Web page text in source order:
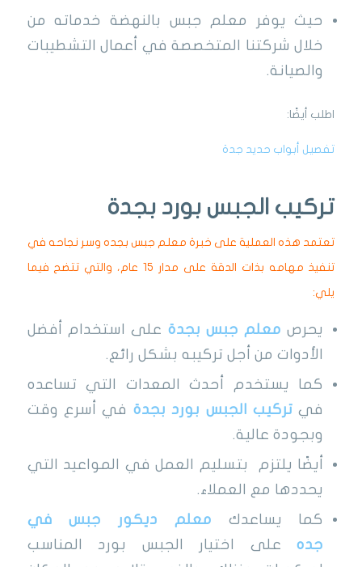
حيث يوفر معلم جبس بالنهضة خدماته من
خلال شركتنا المتخصصة في أعمال التشطيبات
والصيانة.
اطلب أيضًا:
تفصيل أبواب حديد جدة
تركيب الجبس بورد بجدة
تعتمد هذه العملية على خبرة معلم جبس بجده وسر نجاحه في
تنفيذ مهامه بذات الدقة على مدار 15 عام، والتي تتضح فيما
يلي:
يحرص معلم جبس بجدة على استخدام أفضل
الأدوات من أجل تركيبه بشكل رائع.
كما يستخدم أحدث المعدات التي تساعده
في تركيب الجبس بورد بجدة في أسرع وقت
وبجودة عالية.
أيضًا يلتزم بتسليم العمل في المواعيد التي
يحددها مع العملاء.
كما يساعدك معلم ديكور جبس في
جده
على اختيار الجبس بورد المناسب